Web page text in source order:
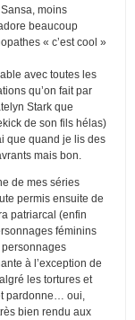
moins
beaucoup
« c’est cool »
avec toutes les
qu’on fait par
Stark que
de son fils hélas)
que quand je lis des
mais bon.
de mes séries
permis ensuite de
patriarcal (enfin
féminins
à l’exception de
les tortures et
pardonne… oui,
bien rendu aux